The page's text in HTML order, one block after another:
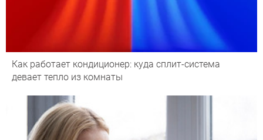
Как работает кондиционер: куда сплит-система
девает тепло из комнаты